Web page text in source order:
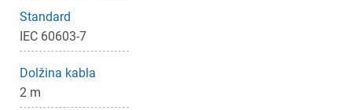
Standard
IEC 60603-7
Dolžina kabla
2 m